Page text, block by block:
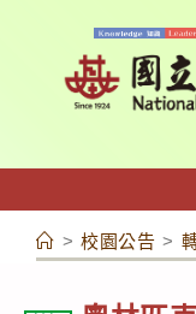
容
> 校園公告 >